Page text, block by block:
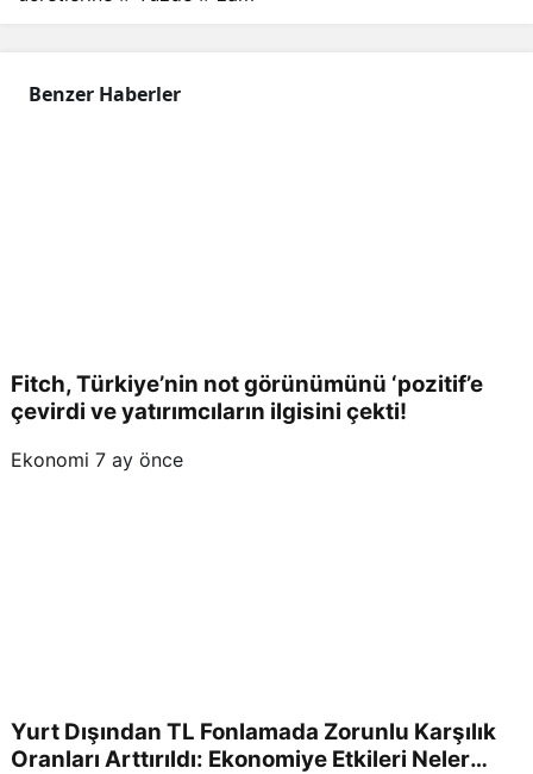
Benzer Haberler
Fitch, Türkiye’nin not görünümünü ‘pozitif’e
çevirdi ve yatırımcıların ilgisini çekti!
Ekonomi 7 ay önce
Yurt Dışından TL Fonlamada Zorunlu Karşılık
Oranları Arttırıldı: Ekonomiye Etkileri Neler